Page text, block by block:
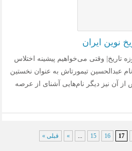
نوین ایران
تاریخ| وقتی می‌خواهیم پیشینه اختلاس
نام عبدالحسین تیمورتاش به عنوان نخستین
آن نیز دیگر نام‌هایی آشنای از عرصه
15 16 17
...
» قبلی »